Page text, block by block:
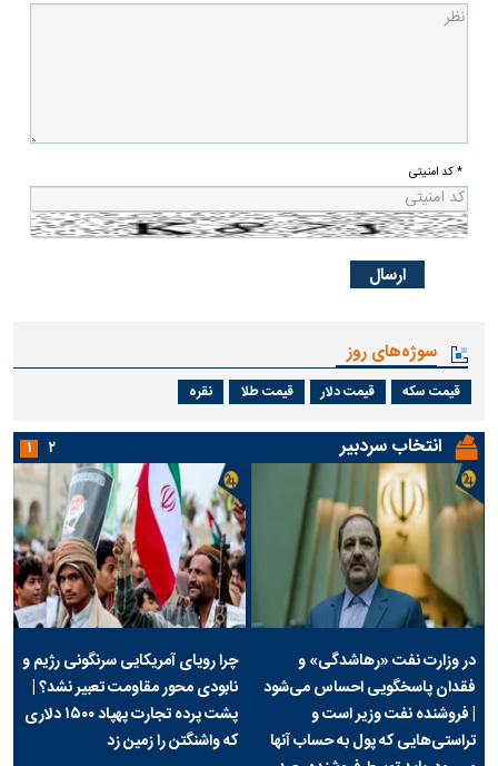
* کد امنیتی
سوژه‌های روز
قیمت سکه قیمت دلار قیمت طلا نقره
انتخاب سردبیر
در وزارت نفت «رهاشدگی» و
فقدان پاسخگویی احساس می‌شود
| فروشنده نفت وزیر است و
تراستی‌هایی که پول به حساب آنها
چرا رویای آمریکایی سرنگونی رژیم و
نابودی محور مقاومت تعبیر نشد؟ |
پشت پرده تجارت پهپاد‌ ۱۵۰۰ دلاری
که واشنگتن را زمین زد
۱ ۲